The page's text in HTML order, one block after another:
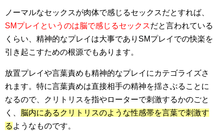
ノーマルなセックスが肉体で感じるセックスだとすれば、
SMプレイというのは脳で感じるセックスだと言われている
くらい、精神的なプレイは大事でありSMプレイでの快楽を
引き起こすための根源でもあります。
放置プレイや言葉責めも精神的なプレイにカテゴライズさ
れます。特に言葉責めは直接相手の精神を揺さぶることに
なるので、クリトリスを指やローターで刺激するかのごと
く、
脳内にあるクリトリスのような性感帯を言葉で刺激す
る ようなものです。